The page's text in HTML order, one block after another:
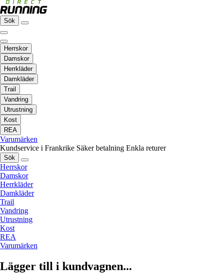
Sök
Herrskor
Damskor
Herrkläder
Damkläder
Trail
Vandring
Utrustning
Kost
REA
Varumärken
Kundservice i Frankrike Säker betalning Enkla returer
Sök
Herrskor
Damskor
Herrkläder
Damkläder
Trail
Vandring
Utrustning
Kost
REA
Varumärken
Lägger till i kundvagnen...